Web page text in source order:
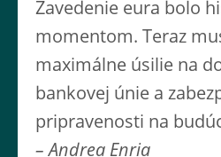
Zavedenie eura bolo
momentom. Teraz
maximálne úsilie na
bankovej únie a
pripravenosti na
– Andrea Enria